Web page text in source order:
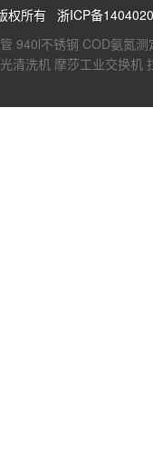
权所有 浙ICP备
940l不锈钢 COD氨氮测
清洗机 摩莎工业交换机